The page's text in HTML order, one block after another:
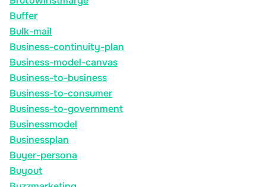
Buffer
Bulk-mail
Business-continuity-plan
Business-model-canvas
Business-to-business
Business-to-consumer
Business-to-government
Businessmodel
Businessplan
Buyer-persona
Buyout